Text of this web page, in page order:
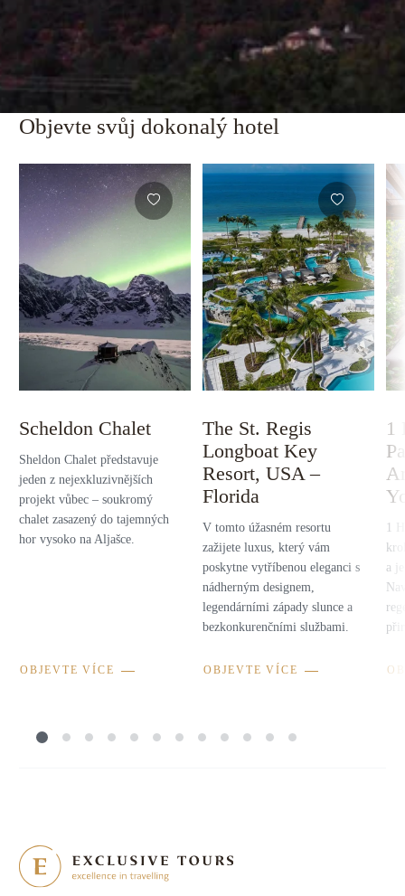
Objevte svůj dokonalý hotel
Scheldon Chalet
Sheldon Chalet představuje
jeden z nejexkluzivnějších
projekt vůbec – soukromý
chalet zasazený do tajemných
hor vysoko na Aljašce.
OBJEVTE VÍCE
The St. Regis
Longboat Key
Resort, USA –
Florida
V tomto úžasném resortu
zažijete luxus, který vám
poskytne vytříbenou eleganci s
nádherným designem,
legendárními západy slunce a
bezkonkurenčními službami.
OBJEVTE VÍCE
1
1
a